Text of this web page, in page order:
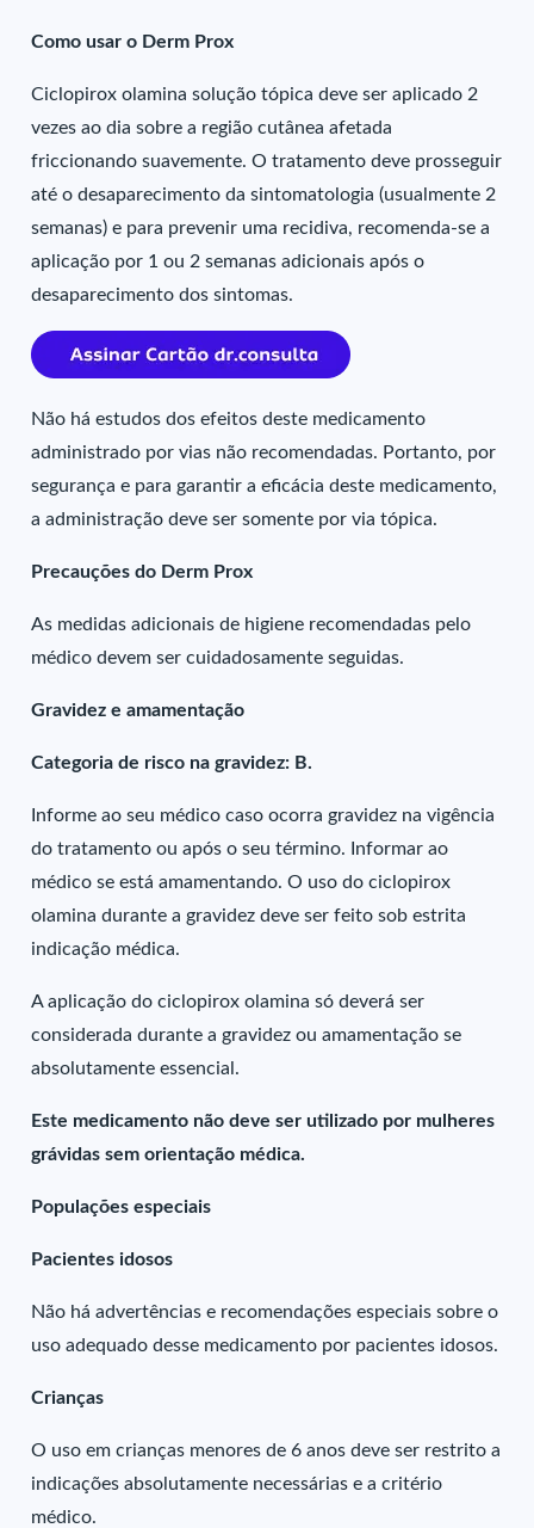
Como usar o Derm Prox
Ciclopirox olamina solução tópica deve ser aplicado 2
vezes ao dia sobre a região cutânea afetada
friccionando suavemente. O tratamento deve prosseguir
até o desaparecimento da sintomatologia (usualmente 2
semanas) e para prevenir uma recidiva, recomenda-se a
aplicação por 1 ou 2 semanas adicionais após o
desaparecimento dos sintomas.
Não há estudos dos efeitos deste medicamento
administrado por vias não recomendadas. Portanto, por
segurança e para garantir a eficácia deste medicamento,
a administração deve ser somente por via tópica.
Precauções do Derm Prox
As medidas adicionais de higiene recomendadas pelo
médico devem ser cuidadosamente seguidas.
Gravidez e amamentação
Categoria de risco na gravidez: B.
Informe ao seu médico caso ocorra gravidez na vigência
do tratamento ou após o seu término. Informar ao
médico se está amamentando. O uso do ciclopirox
olamina durante a gravidez deve ser feito sob estrita
indicação médica.
A aplicação do ciclopirox olamina só deverá ser
considerada durante a gravidez ou amamentação se
absolutamente essencial.
Este medicamento não deve ser utilizado por mulheres
grávidas sem orientação médica.
Populações especiais
Pacientes idosos
Não há advertências e recomendações especiais sobre o
uso adequado desse medicamento por pacientes idosos.
Crianças
O uso em crianças menores de 6 anos deve ser restrito a
indicações absolutamente necessárias e a critério
médico.